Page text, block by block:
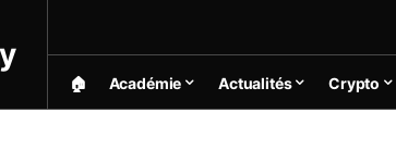
🏠︎ Académie Actualités Crypto